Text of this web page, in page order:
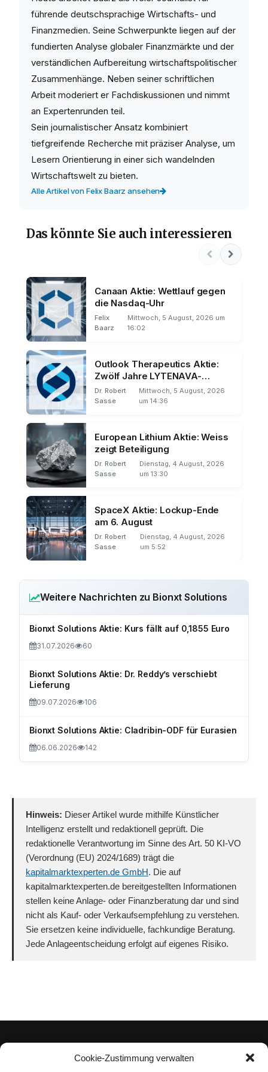
Cookie-Zustimmung verwalten
führende deutschsprachige Wirtschafts- und
Finanzmedien. Seine Schwerpunkte liegen auf der
fundierten Analyse globaler Finanzmärkte und der
verständlichen Aufbereitung wirtschaftspolitischer
Zusammenhänge. Neben seiner schriftlichen
Arbeit moderiert er Fachdiskussionen und nimmt
an Expertenrunden teil.
Sein journalistischer Ansatz kombiniert
tiefgreifende Recherche mit präziser Analyse, um
Lesern Orientierung in einer sich wandelnden
Wirtschaftswelt zu bieten.
Alle Artikel von Felix Baarz ansehen
Das könnte Sie auch interessieren
Canaan Aktie: Wettlauf gegen
die Nasdaq-Uhr
Felix
Baarz
Mittwoch, 5 August, 2026 um
16:02
Outlook Therapeutics Aktie:
Zwölf Jahre LYTENAVA-
Exklusivität
Dr. Robert
Sasse
Mittwoch, 5 August, 2026
um 14:36
European Lithium Aktie: Weiss
zeigt Beteiligung
Dr. Robert
Sasse
Dienstag, 4 August, 2026
um 13:30
SpaceX Aktie: Lockup-Ende
am 6. August
Dr. Robert
Sasse
Dienstag, 4 August, 2026
um 5:52
Weitere Nachrichten zu Bionxt Solutions
Bionxt Solutions Aktie: Kurs fällt auf 0,1855 Euro
31.07.2026 60
Bionxt Solutions Aktie: Dr. Reddy’s verschiebt
Lieferung
09.07.2026 106
Bionxt Solutions Aktie: Cladribin-ODF für Eurasien
06.06.2026 142
Hinweis: Dieser Artikel wurde mithilfe Künstlicher
Intelligenz erstellt und redaktionell geprüft. Die
redaktionelle Verantwortung im Sinne des Art. 50 KI-VO
(Verordnung (EU) 2024/1689) trägt die
kapitalmarktexperten.de GmbH. Die auf
kapitalmarktexperten.de bereitgestellten Informationen
stellen keine Anlage- oder Finanzberatung dar und sind
nicht als Kauf- oder Verkaufsempfehlung zu verstehen.
Sie ersetzen keine individuelle, fachkundige Beratung.
Jede Anlageentscheidung erfolgt auf eigenes Risiko.